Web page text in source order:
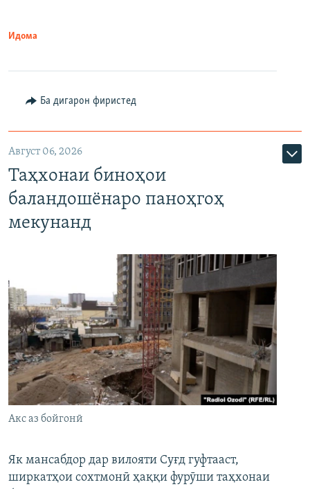
Идома
Ба дигарон фиристед
Август 06, 2026
Таҳхонаи биноҳои
баландошёнаро паноҳгоҳ
мекунанд
Акс аз бойгонӣ
Як мансабдор дар вилояти Суғд гуфтааст,
ширкатҳои сохтмонӣ ҳаққи фурӯши таҳхонаи